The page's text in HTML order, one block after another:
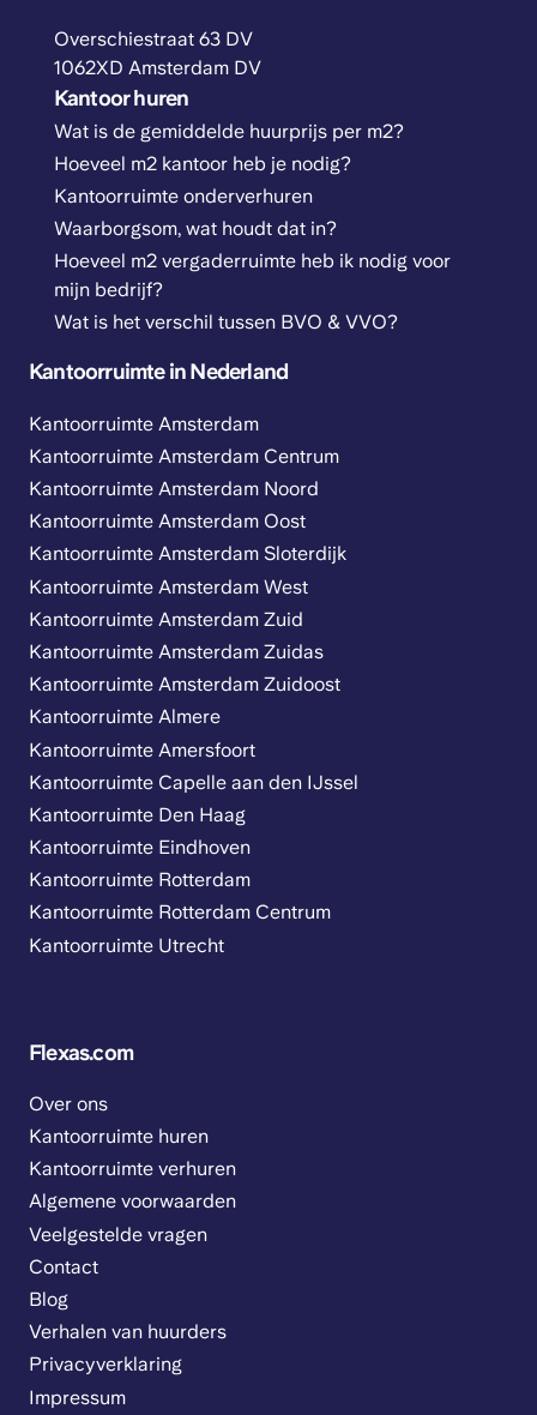
Overschiestraat 63 DV
1062XD Amsterdam DV
Kantoor huren
Wat is de gemiddelde huurprijs per m2?
Hoeveel m2 kantoor heb je nodig?
Kantoorruimte onderverhuren
Waarborgsom, wat houdt dat in?
Hoeveel m2 vergaderruimte heb ik nodig voor
mijn bedrijf?
Wat is het verschil tussen BVO & VVO?
Kantoorruimte in Nederland
Kantoorruimte Amsterdam
Kantoorruimte Amsterdam Centrum
Kantoorruimte Amsterdam Noord
Kantoorruimte Amsterdam Oost
Kantoorruimte Amsterdam Sloterdijk
Kantoorruimte Amsterdam West
Kantoorruimte Amsterdam Zuid
Kantoorruimte Amsterdam Zuidas
Kantoorruimte Amsterdam Zuidoost
Kantoorruimte Almere
Kantoorruimte Amersfoort
Kantoorruimte Capelle aan den IJssel
Kantoorruimte Den Haag
Kantoorruimte Eindhoven
Kantoorruimte Rotterdam
Kantoorruimte Rotterdam Centrum
Kantoorruimte Utrecht
Flexas.com
Over ons
Kantoorruimte huren
Kantoorruimte verhuren
Algemene voorwaarden
Veelgestelde vragen
Contact
Blog
Verhalen van huurders
Privacyverklaring
Impressum